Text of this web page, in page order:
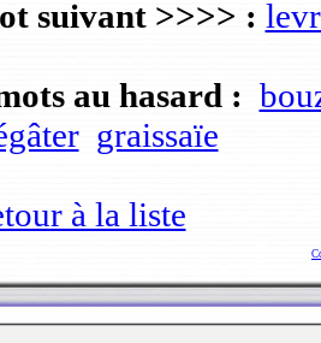
suivant >>>> :
au hasard :
graissaïe
à la liste